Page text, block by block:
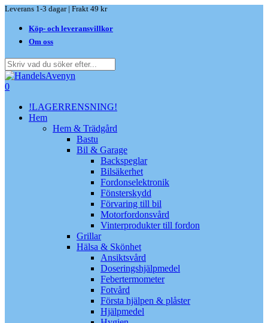
Skip
main
content
Leverans 1-3 dagar | Frakt 49 kr
Köp- och leveransvillkor
Om oss
Close
Search
search
0
!LAGERRENSNING!
Hem
Hem & Trädgård
Bastu
Bil & Garage
Backspeglar
Bilsäkerhet
Fordonselektronik
Fönsterskydd
Förvaring till bil
Motorfordonsvård
Vinterprodukter till fordon
Grillar
Hälsa & Skönhet
Ansiktsvård
Doseringshjälpmedel
Febertermometer
Fotvård
Första hjälpen & plåster
Hjälpmedel